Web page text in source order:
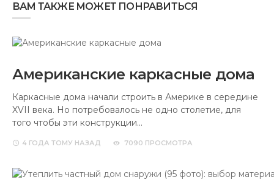
ВАМ ТАКЖЕ МОЖЕТ ПОНРАВИТЬСЯ
Американские каркасные дома
Каркасные дома начали строить в Америке в середине
XVII века. Но потребовалось не одно столетие, для
того чтобы эти конструкции…
4 ГОДА ТОМУ НАЗАД 7090 ПРОСМОТРА